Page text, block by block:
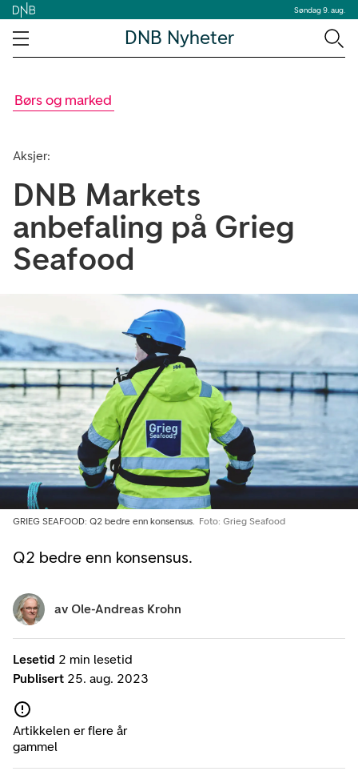
Søndag 9. aug.
DNB Nyheter
Børs og marked
Aksjer:
DNB Markets
anbefaling på Grieg
Seafood
Q2 bedre enn konsensus.
GRIEG SEAFOOD: Q2 bedre enn konsensus. Foto: Grieg Seafood
Lesetid 2 min lesetid
Publisert 25. aug. 2023
Artikkelen er flere år
gammel
av Ole-Andreas Krohn